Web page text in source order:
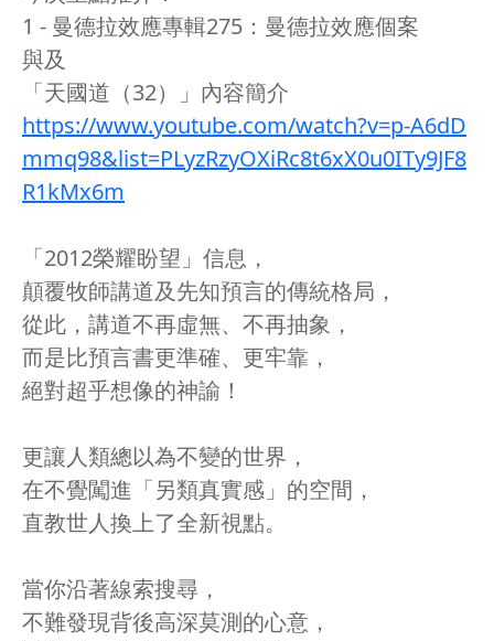
1 - 曼德拉效應專輯275：曼德拉效應個案
與及
「天國道（32）」內容簡介
https://www.youtube.com/watch?v=p-A6dD
mmq98&list=PLyzRzyOXiRc8t6xX0u0ITy9JF8
R1kMx6m
「2012榮耀盼望」信息，
顛覆牧師講道及先知預言的傳統格局，
從此，講道不再虛無、不再抽象，
而是比預言書更準確、更牢靠，
絕對超乎想像的神諭！
更讓人類總以為不變的世界，
在不覺闖進「另類真實感」的空間，
直教世人換上了全新視點。
當你沿著線索搜尋，
不難發現背後高深莫測的心意，